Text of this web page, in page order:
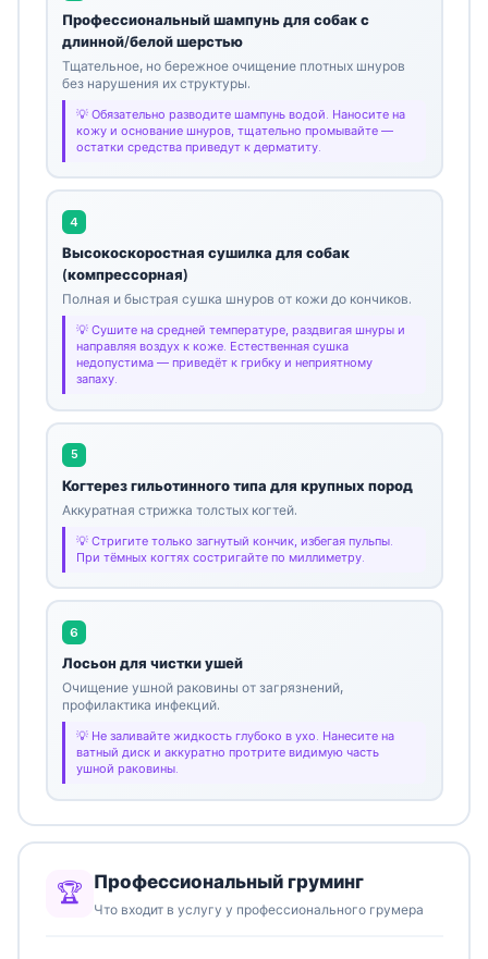
Профессиональный шампунь для собак с
длинной/белой шерстью
Тщательное, но бережное очищение плотных шнуров
без нарушения их структуры.
Обязательно разводите шампунь водой. Наносите на
кожу и основание шнуров, тщательно промывайте —
остатки средства приведут к дерматиту.
4
Высокоскоростная сушилка для собак
(компрессорная)
Полная и быстрая сушка шнуров от кожи до кончиков.
Сушите на средней температуре, раздвигая шнуры и
направляя воздух к коже. Естественная сушка
недопустима — приведёт к грибку и неприятному
запаху.
5
Когтерез гильотинного типа для крупных пород
Аккуратная стрижка толстых когтей.
Стригите только загнутый кончик, избегая пульпы.
При тёмных когтях состригайте по миллиметру.
6
Лосьон для чистки ушей
Очищение ушной раковины от загрязнений,
профилактика инфекций.
Не заливайте жидкость глубоко в ухо. Нанесите на
ватный диск и аккуратно протрите видимую часть
ушной раковины.
🏆 Профессиональный груминг
Что входит в услугу у профессионального грумера